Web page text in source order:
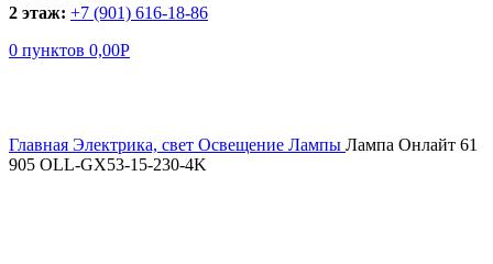
2 этаж: +7 (901) 616-18-86
0 пунктов 0,00Р
Главная Электрика, свет Освещение Лампы Лампа Онлайт 61
905 OLL-GX53-15-230-4K